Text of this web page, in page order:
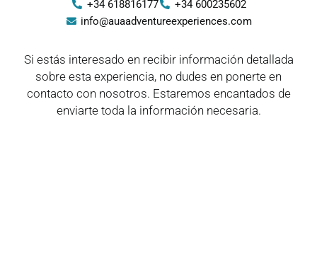
+34 618816177
+34 600235602
info@auaadventureexperiences.com
Si estás interesado en recibir información detallada
sobre esta experiencia, no dudes en ponerte en
contacto con nosotros. Estaremos encantados de
enviarte toda la información necesaria.